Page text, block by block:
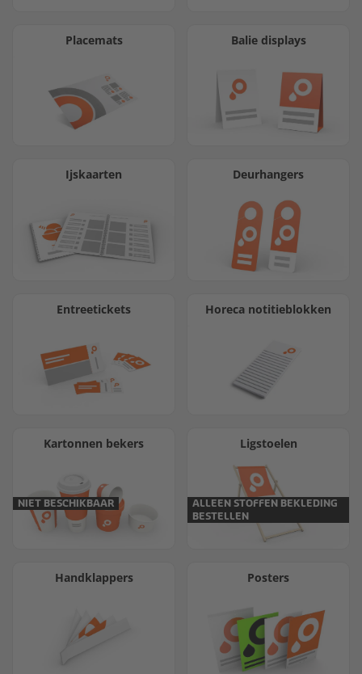
Placemats Balie displays
Ijskaarten Deurhangers
Entreetickets Horeca notitieblokken
Kartonnen bekers
NIET BESCHIKBAAR
Ligstoelen
ALLEEN STOFFEN BEKLEDING
BESTELLEN
Handklappers Posters